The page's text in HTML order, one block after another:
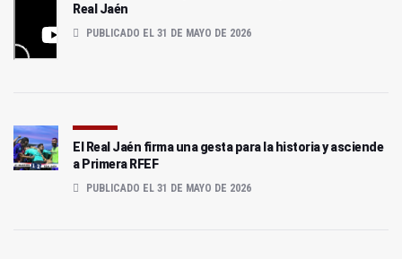
Real Jaén
PUBLICADO EL 31 DE MAYO DE 2026
El Real Jaén firma una gesta para la historia y asciende
a Primera RFEF
PUBLICADO EL 31 DE MAYO DE 2026